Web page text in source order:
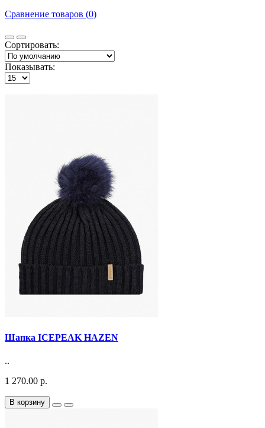
Сравнение товаров (0)
Сортировать:
Показывать:
Шапка ICEPEAK HAZEN
..
1 270.00 р.
В корзину